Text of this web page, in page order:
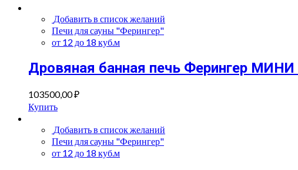
Добавить в список желаний
Печи для сауны "Ферингер"
от 12 до 18 куб.м
Дровяная банная печь Ферингер
103500,00₽
Купить
Добавить в список желаний
Печи для сауны "Ферингер"
от 12 до 18 куб.м